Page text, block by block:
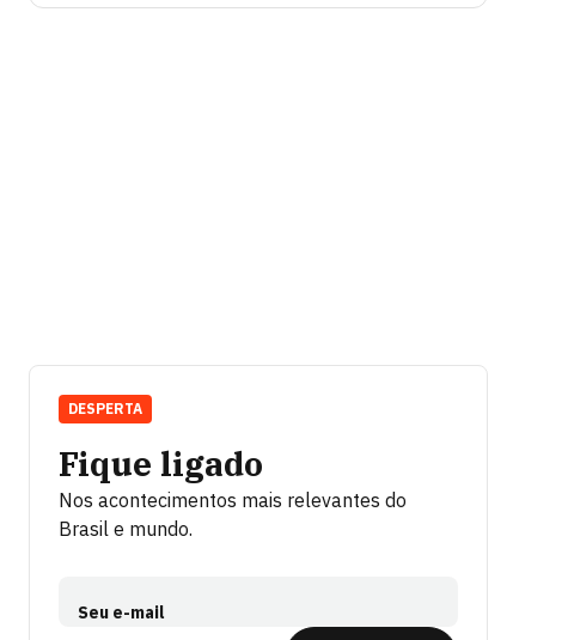
Fique ligado
Nos acontecimentos mais relevantes do
Brasil e mundo.
Seu e-mail
DESPERTA